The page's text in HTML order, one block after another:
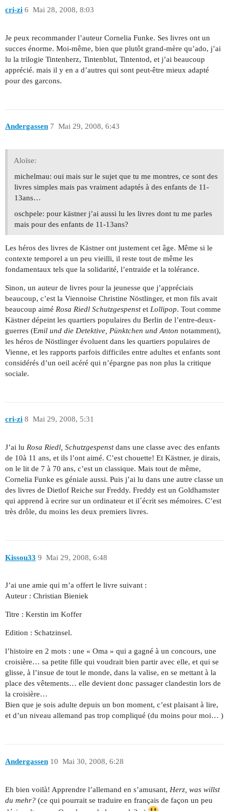
cri-zi Mai 28, 2008, 8:03
6
Je peux recommander l’auteur Cornelia Funke. Ses livres ont un
succes énorme. Moi-même, bien que plutôt grand-mère qu’ado, j’ai
lu la trilogie Tintenherz, Tintenblut, Tintentod, et j’ai beaucoup
apprécié. mais il y en a d’autres qui sont peut-être mieux adapté
pour des garcons.
Andergassen Mai 29, 2008, 6:43
7
Aloïse:
michelmau: oui mais sur le sujet que tu me montres, ce sont des
livres simples mais pas vraiment adaptés à des enfants de 11-
13ans…
oschpele: pour kästner j’ai aussi lu les livres dont tu me parles
mais pour des enfants de 11-13ans?
Les héros des livres de Kästner ont justement cet âge. Même si le
contexte temporel a un peu vieilli, il reste tout de même les
fondamentaux tels que la solidarité, l’entraide et la tolérance.
Sinon, un auteur de livres pour la jeunesse que j’appréciais
beaucoup, c’est la Viennoise Christine Nöstlinger, et mon fils avait
beaucoup aimé Rosa Riedl Schutzgespenstet Lollipop. Tout comme
Kästner dépeint les quartiers populaires du Berlin de l’entre-deux-
guerres (Emil und die Detektive, Pünktchen und Anton notamment),
les héros de Nöstlinger évoluent dans les quartiers populaires de
Vienne, et les rapports parfois difficiles entre adultes et enfants sont
considérés d’un oeil acéré qui n’épargne pas non plus la critique
sociale.
cri-zi Mai 29, 2008, 5:31
8
J’ai lu Rosa Riedl, Schutzgespenstdans une classe avec des enfants
de 10à 11 ans, et ils l’ont aimé. C’est chouette! Et Kästner, je dirais,
on le lit de 7 à 70 ans, c’est un classique. Mais tout de même,
Cornelia Funke es géniale aussi. Puis j’ai lu dans une autre classe un
des livres de Dietlof Reiche sur Freddy. Freddy est un Goldhamster
qui apprend à ecrire sur un ordinateur et il´écrit ses mémoires. C’est
très drôle, du moins les deux premiers livres.
Kissou33 Mai 29, 2008, 6:48
9
J’ai une amie qui m’a offert le livre suivant :
Auteur : Christian Bieniek
Titre : Kerstin im Koffer
Edition : Schatzinsel.
l’histoire en 2 mots : une « Oma » qui a gagné à un concours, une
croisière… sa petite fille qui voudrait bien partir avec elle, et qui se
glisse, à l’insue de tout le monde, dans la valise, en se mettant à la
place des vêtements… elle devient donc passager clandestin lors de
la croisière…
Bien que je sois adulte depuis un bon moment, c’est plaisant à lire,
et d’un niveau allemand pas trop compliqué (du moins pour moi… )
Andergassen Mai 30, 2008, 6:28
10
Eh bien voilà! Apprendre l’allemand en s’amusant, Herz, was willst
du mehr? (ce qui pourrait se traduire en français de façon un peu